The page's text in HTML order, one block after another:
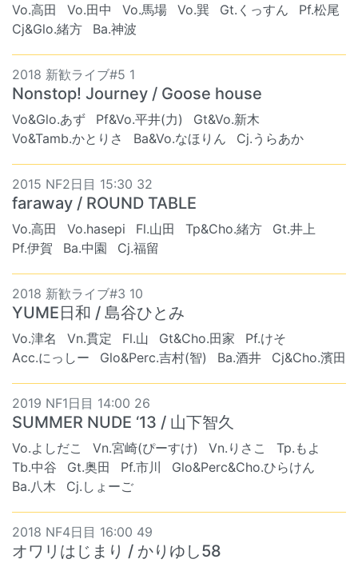
Vo.高田 Vo.田中 Vo.馬場 Vo.巽 Gt.くっすん
Pf.松尾
Cj&Glo.緒方
Ba.神波
2018 新歓ライブ#5 1
Nonstop! Journey / Goose house
Vo&Glo.あず Pf&Vo.平井(力)
Gt&Vo.新木
Vo&Tamb.かとりさ
Ba&Vo.なほりん Cj.うらあか
2015 NF2日目 15:30 32
faraway / ROUND TABLE
Vo.高田 Vo.hasepi Fl.山田 Tp&Cho.緒方
Gt.井上
Pf.伊賀
Ba.中園 Cj.福留
2018 新歓ライブ#3 10
YUME日和 / 島谷ひとみ
Vo.津名 Vn.貫定 Fl.山 Gt&Cho.田家
Pf.けそ
Acc.にっしー
Glo&Perc.吉村(智) Ba.酒井 Cj&Cho.濱田
2019 NF1日目 14:00 26
SUMMER NUDE ‘13 / 山下智久
Vo.よしだこ Vn.宮崎(ぴーすけ) Vn.りさこ
Tp.もよ
Tb.中谷
Gt.奥田 Pf.市川
Glo&Perc&Cho.ひらけん
Ba.八木
Cj.しょーご
2018 NF4日目 16:00 49
オワリはじまり / かりゆし58